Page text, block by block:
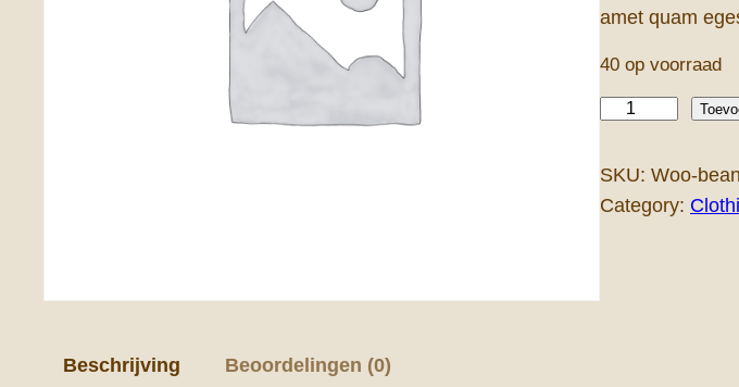
amet quam
40 op voorraad
a
n
SKU: Woo-
Category:
Beschrijving Beoordelingen (0)